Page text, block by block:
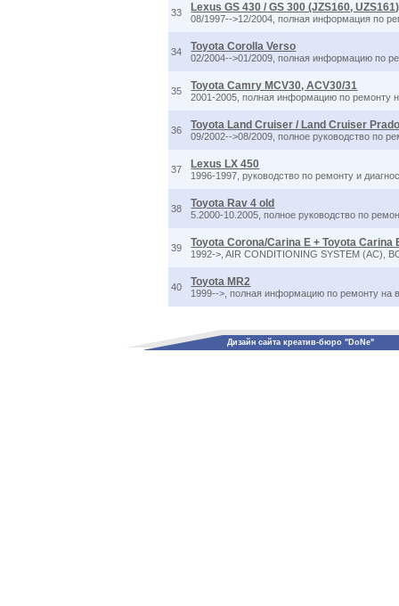
33 Lexus GS 430 / GS 300 (JZS160, UZS161)
08/1997-->12/2004, полная информация по
34 Toyota Corolla Verso
02/2004-->01/2009, полная информацию по
35 Toyota Camry MCV30, ACV30/31
2001-2005, полная информацию по ремонту
36 Toyota Land Cruiser / Land Cruiser
09/2002-->08/2009, полное руководство по
37 Lexus LX 450
1996-1997, руководство по ремонту и
38 Toyota Rav 4 old
5.2000-10.2005, полное руководство по
39 Toyota Corona/Carina E + Toyota
1992->, AIR CONDITIONING SYSTEM (AC),
40 Toyota MR2
1999-->, полная информацию по ремонту на
Дизайн сайта креатив-бюро "DoNe"